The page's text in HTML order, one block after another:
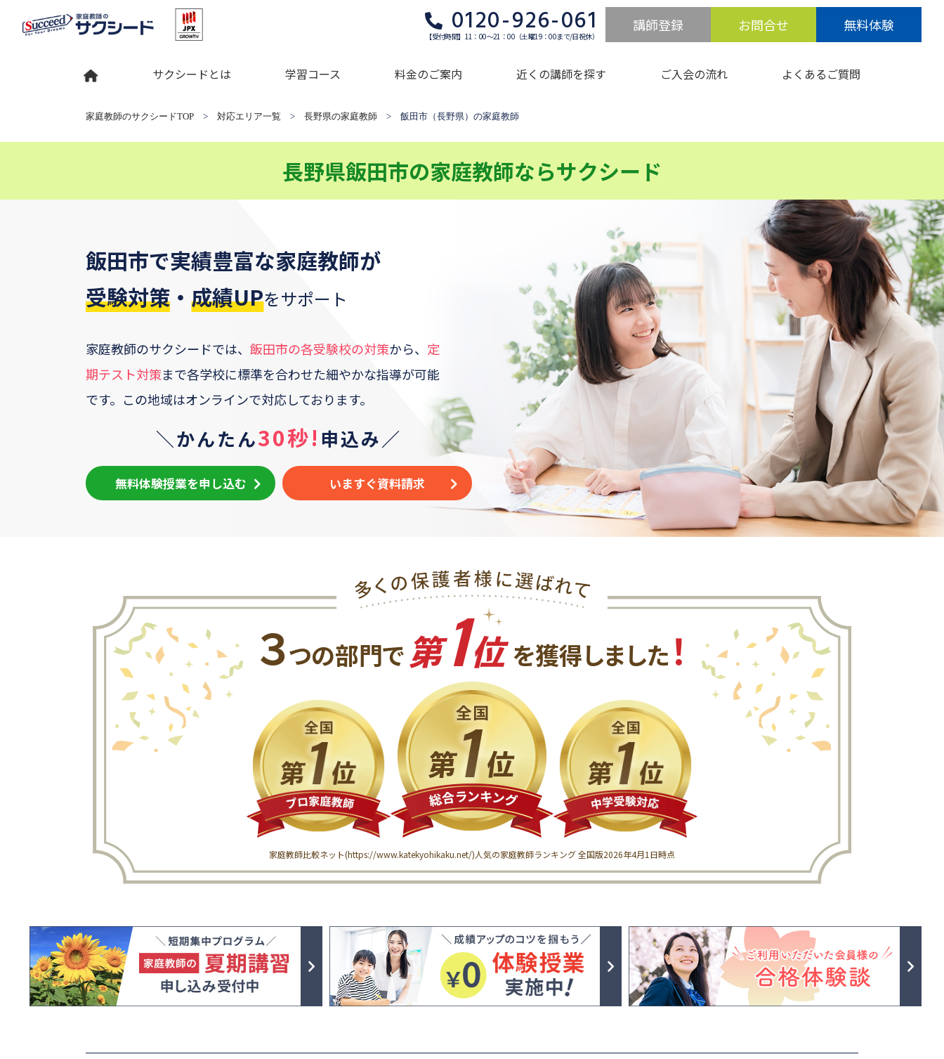
0120-926-061
【受付時間】11：00～21：00（土曜19：00まで/日祝休）
講師登録 お問合せ 無料体験
サクシードとは 学習コース 料金のご案内 近くの講師を探す ご入会の流れ よくあるご質問
家庭教師のサクシードTOP > 対応エリア一覧 > 長野県の家庭教師 > 飯田市（長野県）の家庭教師
長野県飯田市の家庭教師ならサクシード
飯田市で実績豊富な家庭教師が
受験対策 ・ 成績UPをサポート
家庭教師のサクシードでは、 飯田市の各受験校の対策から、 定
期テスト対策まで各学校に標準を合わせた細やかな指導が可能
です。 この地域はオンラインで対応しております。
＼かんたん30秒! 申込み／
無料体験授業を申し込む いますぐ資料請求
３つの部門で 第1位を獲得しました ！
家庭教師比較ネット(https://www.katekyohikaku.net/)人気の家庭教師ランキング 全国版2026年4月1日時点